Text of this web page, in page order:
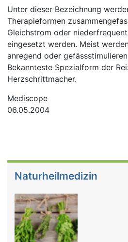
News
Ratgeber
Rubriken
Unter dieser Bezeichnung
Therapieformen
Gleichstrom oder
eingesetzt werden. Meist
anregend oder
Bekannteste Spezialform der
Herzschrittmacher.
Mediscope
06.05.2004
Naturheilmedizin